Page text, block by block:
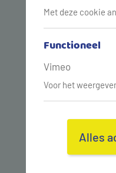
Met deze cookie
Functioneel
Vimeo
Voor het
Alles